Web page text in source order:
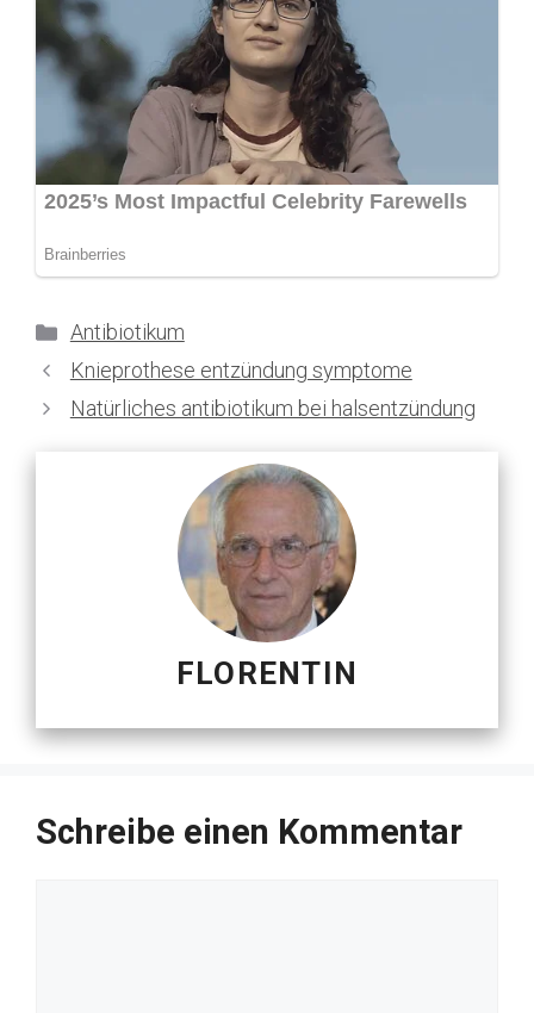
Kategorien
Antibiotikum
Knieprothese entzündung symptome
Natürliches antibiotikum bei halsentzündung
FLORENTIN
Schreibe einen Kommentar